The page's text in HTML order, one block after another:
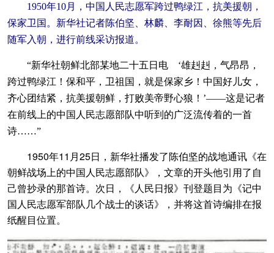
1950年10月，中国人民志愿军跨过鸭绿江，抗美援朝，
保家卫国。新华社记者陈伯坚、林麟、李耐因、徐熊等先后
随军入朝，进行前线采访报道。
“新华社朝鲜北部某地二十五日电 ‘雄赳赳，气昂昂，
跨过鸭绿江！保和平，卫祖国，就是保家乡！中国好儿女，
齐心团结紧，抗美援朝鲜，打败美帝野心狼！’——这是记者
在前线上的中国人民志愿部队中听到的广泛流传着的一首
诗……”
1950年11月25日，新华社播发了陈伯坚的战地通讯《在
朝鲜战场上的中国人民志愿部队》，文章的开头他引用了自
己曾抄录的那首诗。次日，《人民日报》刊登题目为《记中
国人民志愿军部队几个战士的谈话》，并将这首诗编排在报
纸醒目位置。